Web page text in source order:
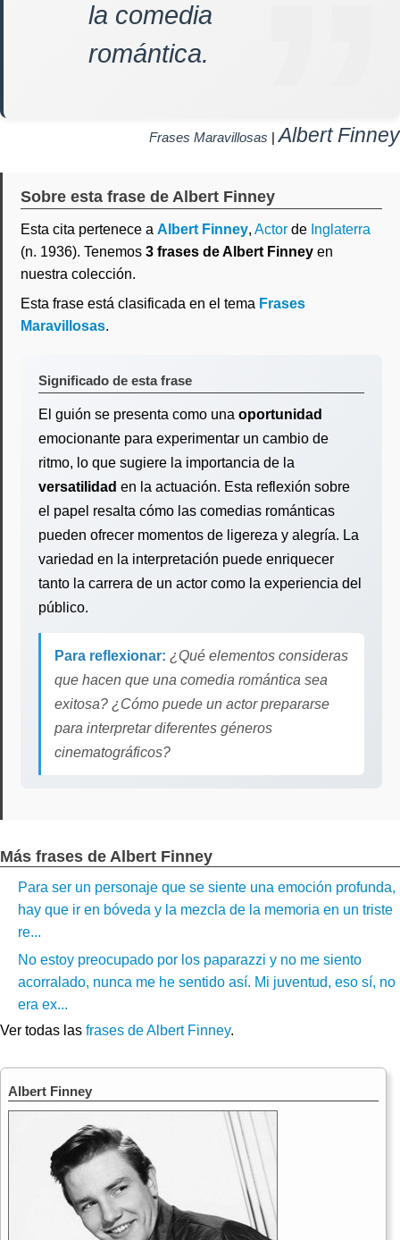
la comedia
romántica.
Frases Maravillosas |Albert Finney
Sobre esta frase de Albert Finney
Esta cita pertenece a Albert Finney, Actor de Inglaterra
(n. 1936). Tenemos 3 frases de Albert Finney en
nuestra colección.
Esta frase está clasificada en el tema Frases
Maravillosas.
Significado de esta frase
El guión se presenta como una oportunidad
emocionante para experimentar un cambio de
ritmo, lo que sugiere la importancia de la
versatilidad en la actuación. Esta reflexión sobre
el papel resalta cómo las comedias románticas
pueden ofrecer momentos de ligereza y alegría. La
variedad en la interpretación puede enriquecer
tanto la carrera de un actor como la experiencia del
público.
Para reflexionar: ¿Qué elementos consideras
que hacen que una comedia romántica sea
exitosa? ¿Cómo puede un actor prepararse
para interpretar diferentes géneros
cinematográficos?
Más frases de Albert Finney
Para ser un personaje que se siente una emoción profunda,
hay que ir en bóveda y la mezcla de la memoria en un triste
re...
No estoy preocupado por los paparazzi y no me siento
acorralado, nunca me he sentido así. Mi juventud, eso sí, no
era ex...
Ver todas las frases de Albert Finney.
Albert Finney